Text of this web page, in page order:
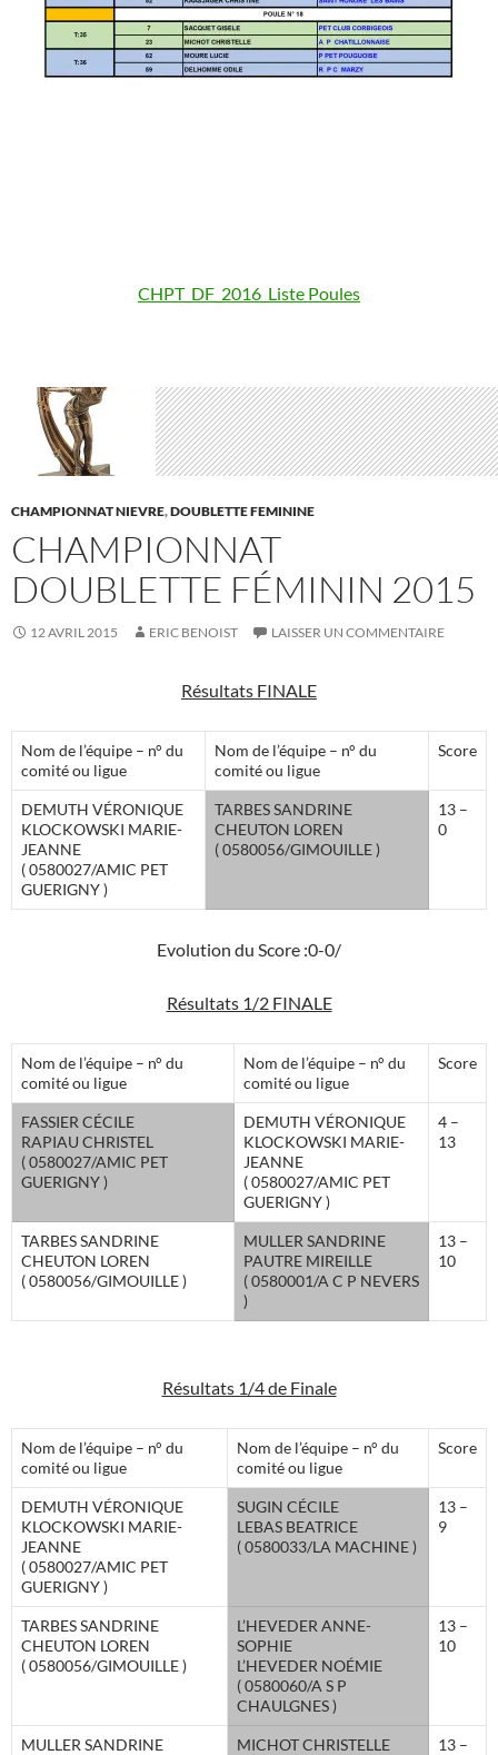
CHPT_DF_2016_Liste Poules
CHAMPIONNAT NIEVRE,DOUBLETTE FEMININE
CHAMPIONNAT
DOUBLETTE FÉMININ 2015
12 AVRIL 2015 ERIC BENOIST LAISSER UN COMMENTAIRE
Résultats FINALE
Nom de l’équipe – n° du
comité ou ligue
Nom de l’équipe – n° du
comité ou ligue
Score
DEMUTH VÉRONIQUE
KLOCKOWSKI MARIE-
JEANNE
( 0580027/AMIC PET
GUERIGNY )
TARBES SANDRINE
CHEUTON LOREN
( 0580056/GIMOUILLE )
13 –
0
Evolution du Score :0-0/
Résultats 1/2 FINALE
Nom de l’équipe – n° du
comité ou ligue
Nom de l’équipe – n° du
comité ou ligue
Score
FASSIER CÉCILE
RAPIAU CHRISTEL
( 0580027/AMIC PET
GUERIGNY )
DEMUTH VÉRONIQUE
KLOCKOWSKI MARIE-
JEANNE
( 0580027/AMIC PET
GUERIGNY )
4 –
13
TARBES SANDRINE
CHEUTON LOREN
( 0580056/GIMOUILLE )
MULLER SANDRINE
PAUTRE MIREILLE
( 0580001/A C P NEVERS
)
13 –
10
Résultats 1/4 de Finale
Nom de l’équipe – n° du
comité ou ligue
Nom de l’équipe – n° du
comité ou ligue
Score
DEMUTH VÉRONIQUE
KLOCKOWSKI MARIE-
JEANNE
( 0580027/AMIC PET
GUERIGNY )
SUGIN CÉCILE
LEBAS BEATRICE
( 0580033/LA MACHINE )
13 –
9
TARBES SANDRINE
CHEUTON LOREN
( 0580056/GIMOUILLE )
L’HEVEDER ANNE-
SOPHIE
L’HEVEDER NOÉMIE
( 0580060/A S P
CHAULGNES )
13 –
10
MULLER SANDRINE
MICHOT CHRISTELLE
13 –